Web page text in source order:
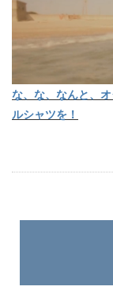
な、な、なんと、
ルシャツを！